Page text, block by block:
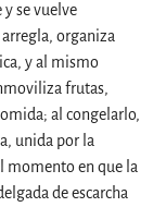
se vuelve
organiza
y al mismo
frutas,
al congelarlo,
unida por la
momento en que la
de escarcha